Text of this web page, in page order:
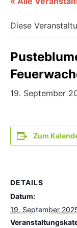
Diese
19. September
Zum
DETAILS
Datum:
19. September